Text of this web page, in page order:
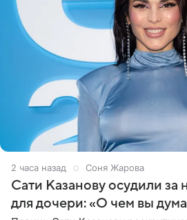
2 часа назад Соня Жарова
Сати Казанову осудили
для дочери: «О чем вы